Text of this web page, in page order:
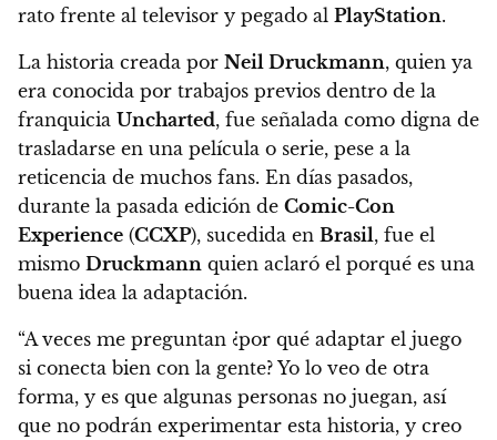
rato frente al televisor y pegado al PlayStation.
La historia creada por Neil Druckmann, quien ya
era conocida por trabajos previos dentro de la
franquicia Uncharted, fue señalada como digna de
trasladarse en una película o serie, pese a la
reticencia de muchos fans. En días pasados,
durante la pasada edición de Comic-Con
Experience (CCXP), sucedida en Brasil, fue el
mismo Druckmann quien aclaró el porqué es una
buena idea la adaptación.
“A veces me preguntan ¿por qué adaptar el juego
si conecta bien con la gente? Yo lo veo de otra
forma, y es que algunas personas no juegan, así
que no podrán experimentar esta historia, y creo